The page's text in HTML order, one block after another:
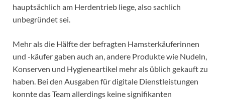
hauptsächlich am Herdentrieb liege, also sachlich
unbegründet sei.
Mehr als die Hälfte der befragten Hamsterkäuferinnen
und -käufer gaben auch an, andere Produkte wie Nudeln,
Konserven und Hygieneartikel mehr als üblich gekauft zu
haben. Bei den Ausgaben für digitale Dienstleistungen
konnte das Team allerdings keine signifikanten